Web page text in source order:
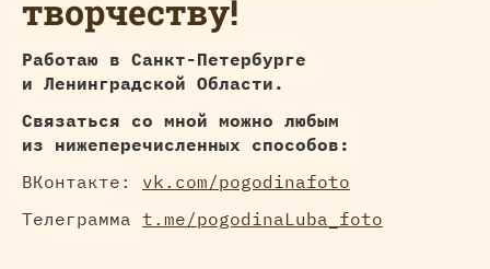
творчеству!
Работаю в Санкт-Петербурге
и Ленинградской Области.
Связаться со мной можно любым
из нижеперечисленных способов:
ВКонтакте: vk.com/pogodinafoto
Телеграмма t.me/pogodinaLuba_foto